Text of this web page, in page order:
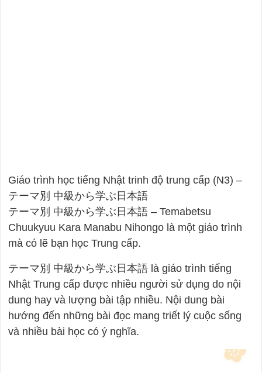
Giáo trình học tiếng Nhật trinh độ trung cấp (N3) –
テーマ別 中級から学ぶ日本語
テーマ別 中級から学ぶ日本語 – Temabetsu
Chuukyuu Kara Manabu Nihongo là một giáo trình
mà có lẽ bạn học Trung cấp.
テーマ別 中級から学ぶ日本語 là giáo trình tiếng
Nhật Trung cấp được nhiều người sử dụng do nội
dung hay và lượng bài tập nhiều. Nội dung bài
hướng đến những bài đọc mang triết lý cuộc sống
và nhiều bài học có ý nghĩa.